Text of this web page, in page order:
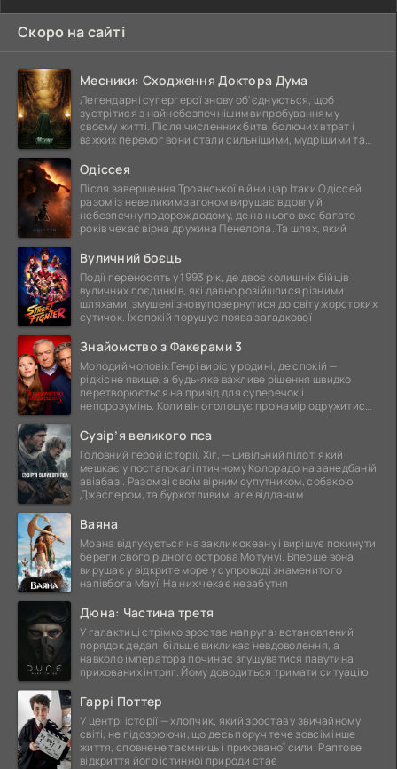
Скоро на сайті
Месники: Сходження Доктора Дума
Легендарні супергерої знову об'єднуються, щоб
зустрітися з найнебезпечнішим випробуванням у
своєму житті. Після численних битв, болючих втрат і
важких перемог вони стали сильнішими, мудрішими та
Одіссея
Після завершення Троянської війни цар Ітаки Одіссей
разом із невеликим загоном вирушає в довгу й
небезпечну подорож додому, де на нього вже багато
років чекає вірна дружина Пенелопа. Та шлях, який
Вуличний боєць
Події переносять у 1993 рік, де двоє колишніх бійців
вуличних поєдинків, які давно розійшлися різними
шляхами, змушені знову повернутися до світу жорстоких
сутичок. Їх спокій порушує поява загадкової
Знайомство з Факерами 3
Молодий чоловік Генрі виріс у родині, де спокій —
рідкісне явище, а будь-яке важливе рішення швидко
перетворюється на привід для суперечок і
непорозумінь. Коли він оголошує про намір одружитися,
Сузір’я великого пса
Головний герой історії, Хіг, — цивільний пілот, який
мешкає у постапокаліптичному Колорадо на занедбаній
авіабазі. Разом зі своїм вірним супутником, собакою
Джаспером, та буркотливим, але відданим
Ваяна
Моана відгукується на заклик океану і вирішує покинути
береги свого рідного острова Мотунуї. Вперше вона
вирушає у відкрите море у супроводі знаменитого
напівбога Мауї. На них чекає незабутня
Дюна: Частина третя
У галактиці стрімко зростає напруга: встановлений
порядок дедалі більше викликає невдоволення, а
навколо імператора починає згущуватися павутина
прихованих інтриг. Йому доводиться тримати ситуацію
Гаррі Поттер
У центрі історії — хлопчик, який зростав у звичайному
світі, не підозрюючи, що десь поруч тече зовсім інше
життя, сповнене таємниць і прихованої сили. Раптове
відкриття його істинної природи стає